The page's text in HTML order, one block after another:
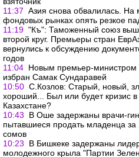
11:37 Азия снова обвалилась. На
фондовых рынках опять резкое
11:19 "Къ": Таможенный союз
второй круг. Премьеры стран
вернулись к обсуждению
годов
11:04 Новым премьер-министром
избран Самак Сундаравей
10:50 С.Козлов: Старый, новый,
хороший... Был или будет кризис в
Казахстане?
10:43
В Оше задержаны врачи-
пытавшиеся продать младенца за
сомов
10:23
В Бишкеке задержаны
молодежного крыла "Партии